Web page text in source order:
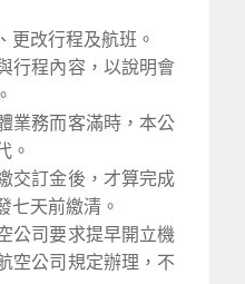
更改行程及航班。
行程內容，以說明會
業務而客滿時，本公
。
交訂金後，才算完成
七天前繳清。
公司要求提早開立機
空公司規定辦理，不